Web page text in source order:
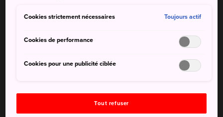
À ne pas manquer
Profiter de votre escapade à la plage pour visiter
Venir s'y baigner de mi-juillet à mi-août
Comment s'y rendre
Cookies strictement nécessaires Toujours actif
Cookies de performance
Cookies pour une publicité ciblée
Tout refuser